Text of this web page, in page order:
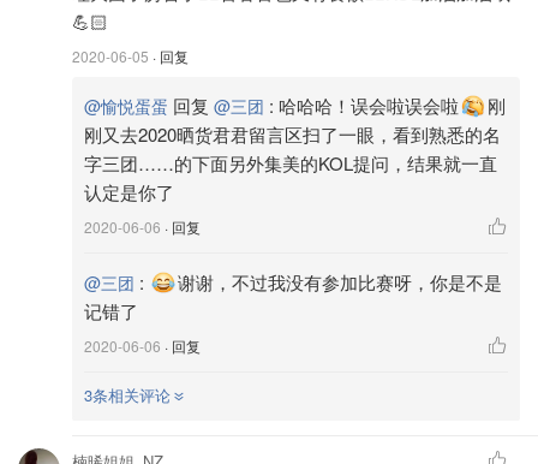
图片来源@三团，版权属于原作者
将蔓越莓干过滤出来后剩下的梅水再倒回锅中，放入大约25
颗左右洗净的新鲜樱桃。
💪🏻
2020-06-05 · 回复
@愉悦蛋蛋 回复 @三团 : 哈哈哈！误会啦误会啦
刚
刚又去2020晒货君君留言区扫了一眼，看到熟悉的名
字三团……的下面另外集美的KOL提问，结果就一直
认定是你了
2020-06-06 · 回复
@三团 :
谢谢，不过我没有参加比赛呀，你是不是
记错了
2020-06-06 · 回复
3条相关评论